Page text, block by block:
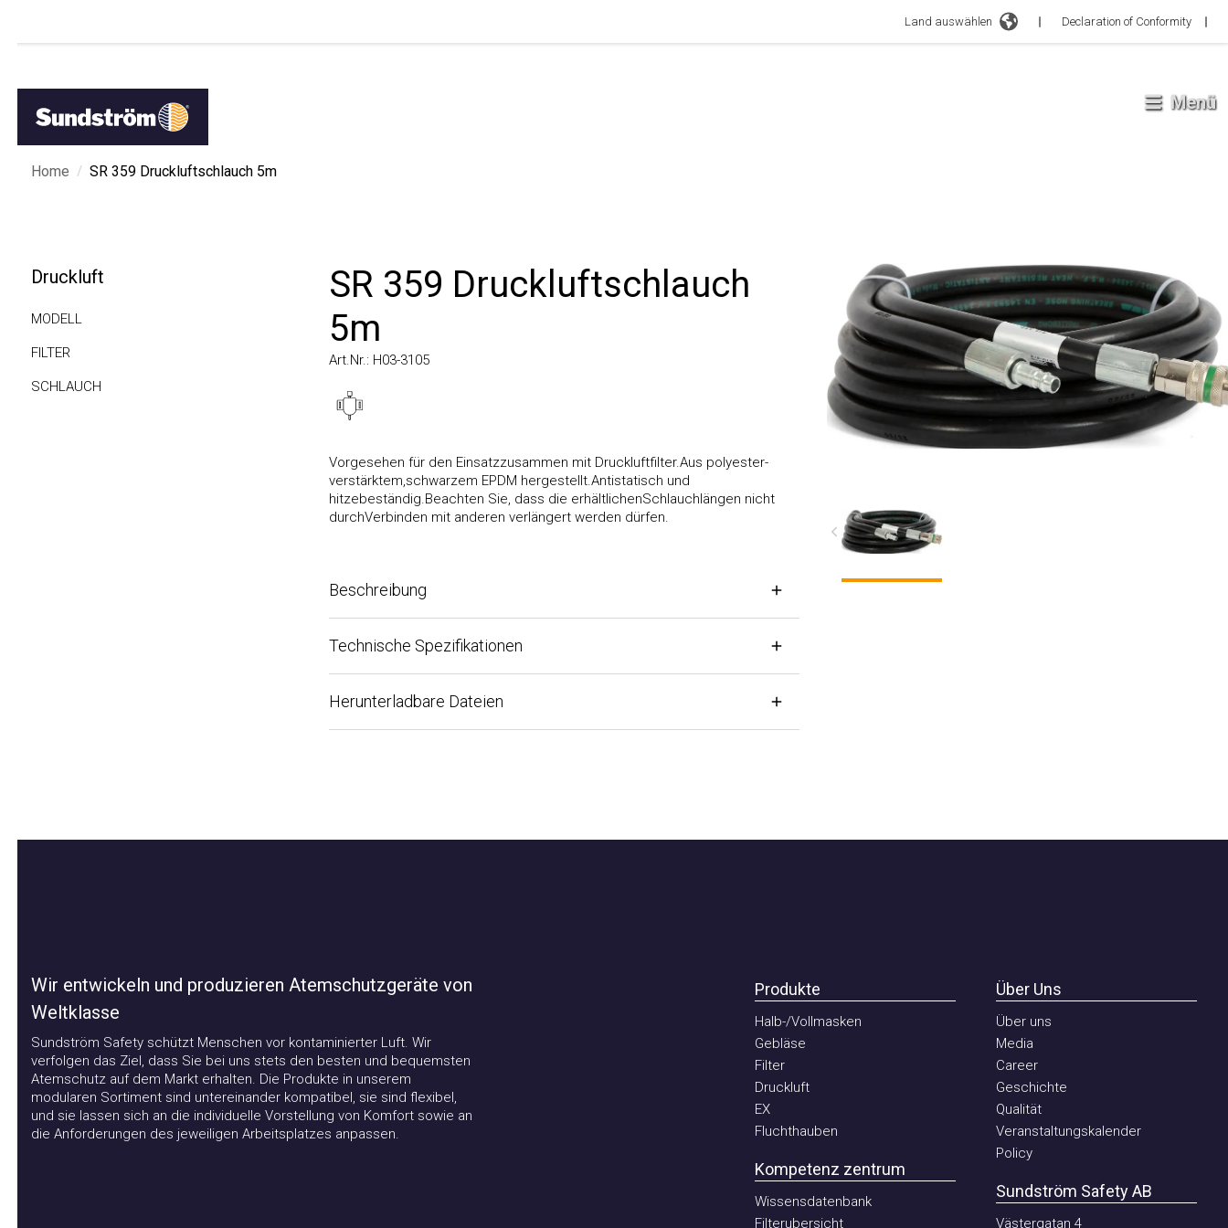
Land auswählen Declaration of Conformity
Menü
Home / SR 359 Druckluftschlauch 5m
Druckluft
MODELL
FILTER
SCHLAUCH
SR 359 Druckluftschlauch
5m
Art.Nr.: H03-3105
Vorgesehen für den Einsatzzusammen mit Druckluftfilter.Aus polyester-
verstärktem,schwarzem EPDM hergestellt.Antistatisch und
hitzebeständig.Beachten Sie, dass die erhältlichenSchlauchlängen nicht
durchVerbinden mit anderen verlängert werden dürfen.
Beschreibung
Technische Spezifikationen
Herunterladbare Dateien
Wir entwickeln und produzieren Atemschutzgeräte von
Weltklasse
Sundström Safety schützt Menschen vor kontaminierter Luft. Wir
verfolgen das Ziel, dass Sie bei uns stets den besten und bequemsten
Atemschutz auf dem Markt erhalten. Die Produkte in unserem
modularen Sortiment sind untereinander kompatibel, sie sind flexibel,
und sie lassen sich an die individuelle Vorstellung von Komfort sowie an
die Anforderungen des jeweiligen Arbeitsplatzes anpassen.
Produkte
Halb-/Vollmasken
Gebläse
Filter
Druckluft
Fluchthauben
Kompetenz zentrum
Wissensdatenbank
Filterubersicht
Über Uns
Über uns
Media
Career
Geschichte
Qualität
Veranstaltungskalender
Policy
Sundström Safety AB
Västergatan 4